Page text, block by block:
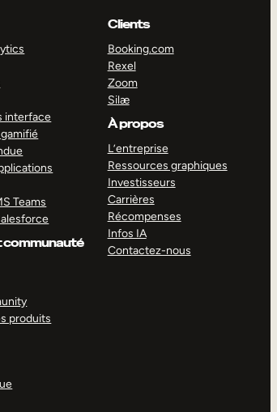
interface
Teams
communauté
produits
Clients
Booking.com
Rexel
Zoom
Silæ
À propos
L’entreprise
Ressources graphiques
Investisseurs
Carrières
Récompenses
Infos IA
Contactez-nous